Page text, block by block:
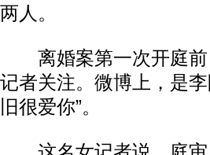
两人。
离婚案第一次开庭前
记者关注。微博上，是
旧很爱你”。